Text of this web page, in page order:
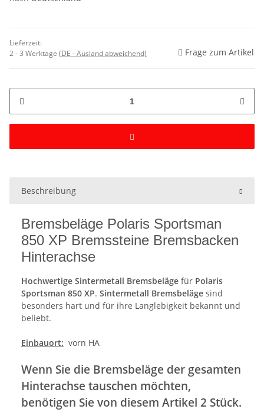
Lieferzeit:
2 - 3 Werktage (DE - Ausland abweichend) Frage zum Artikel
Beschreibung
Bremsbeläge Polaris Sportsman
850 XP Bremssteine Bremsbacken
Hinterachse
Hochwertige Sintermetall Bremsbeläge für Polaris
Sportsman 850 XP. Sintermetall Bremsbeläge sind
besonders hart und für ihre Langlebigkeit bekannt und
beliebt.
Einbauort: vorn HA
Wenn Sie die Bremsbeläge der gesamten
Hinterachse tauschen möchten,
benötigen Sie von diesem Artikel 2 Stück.